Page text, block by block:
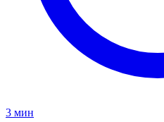
3 мин